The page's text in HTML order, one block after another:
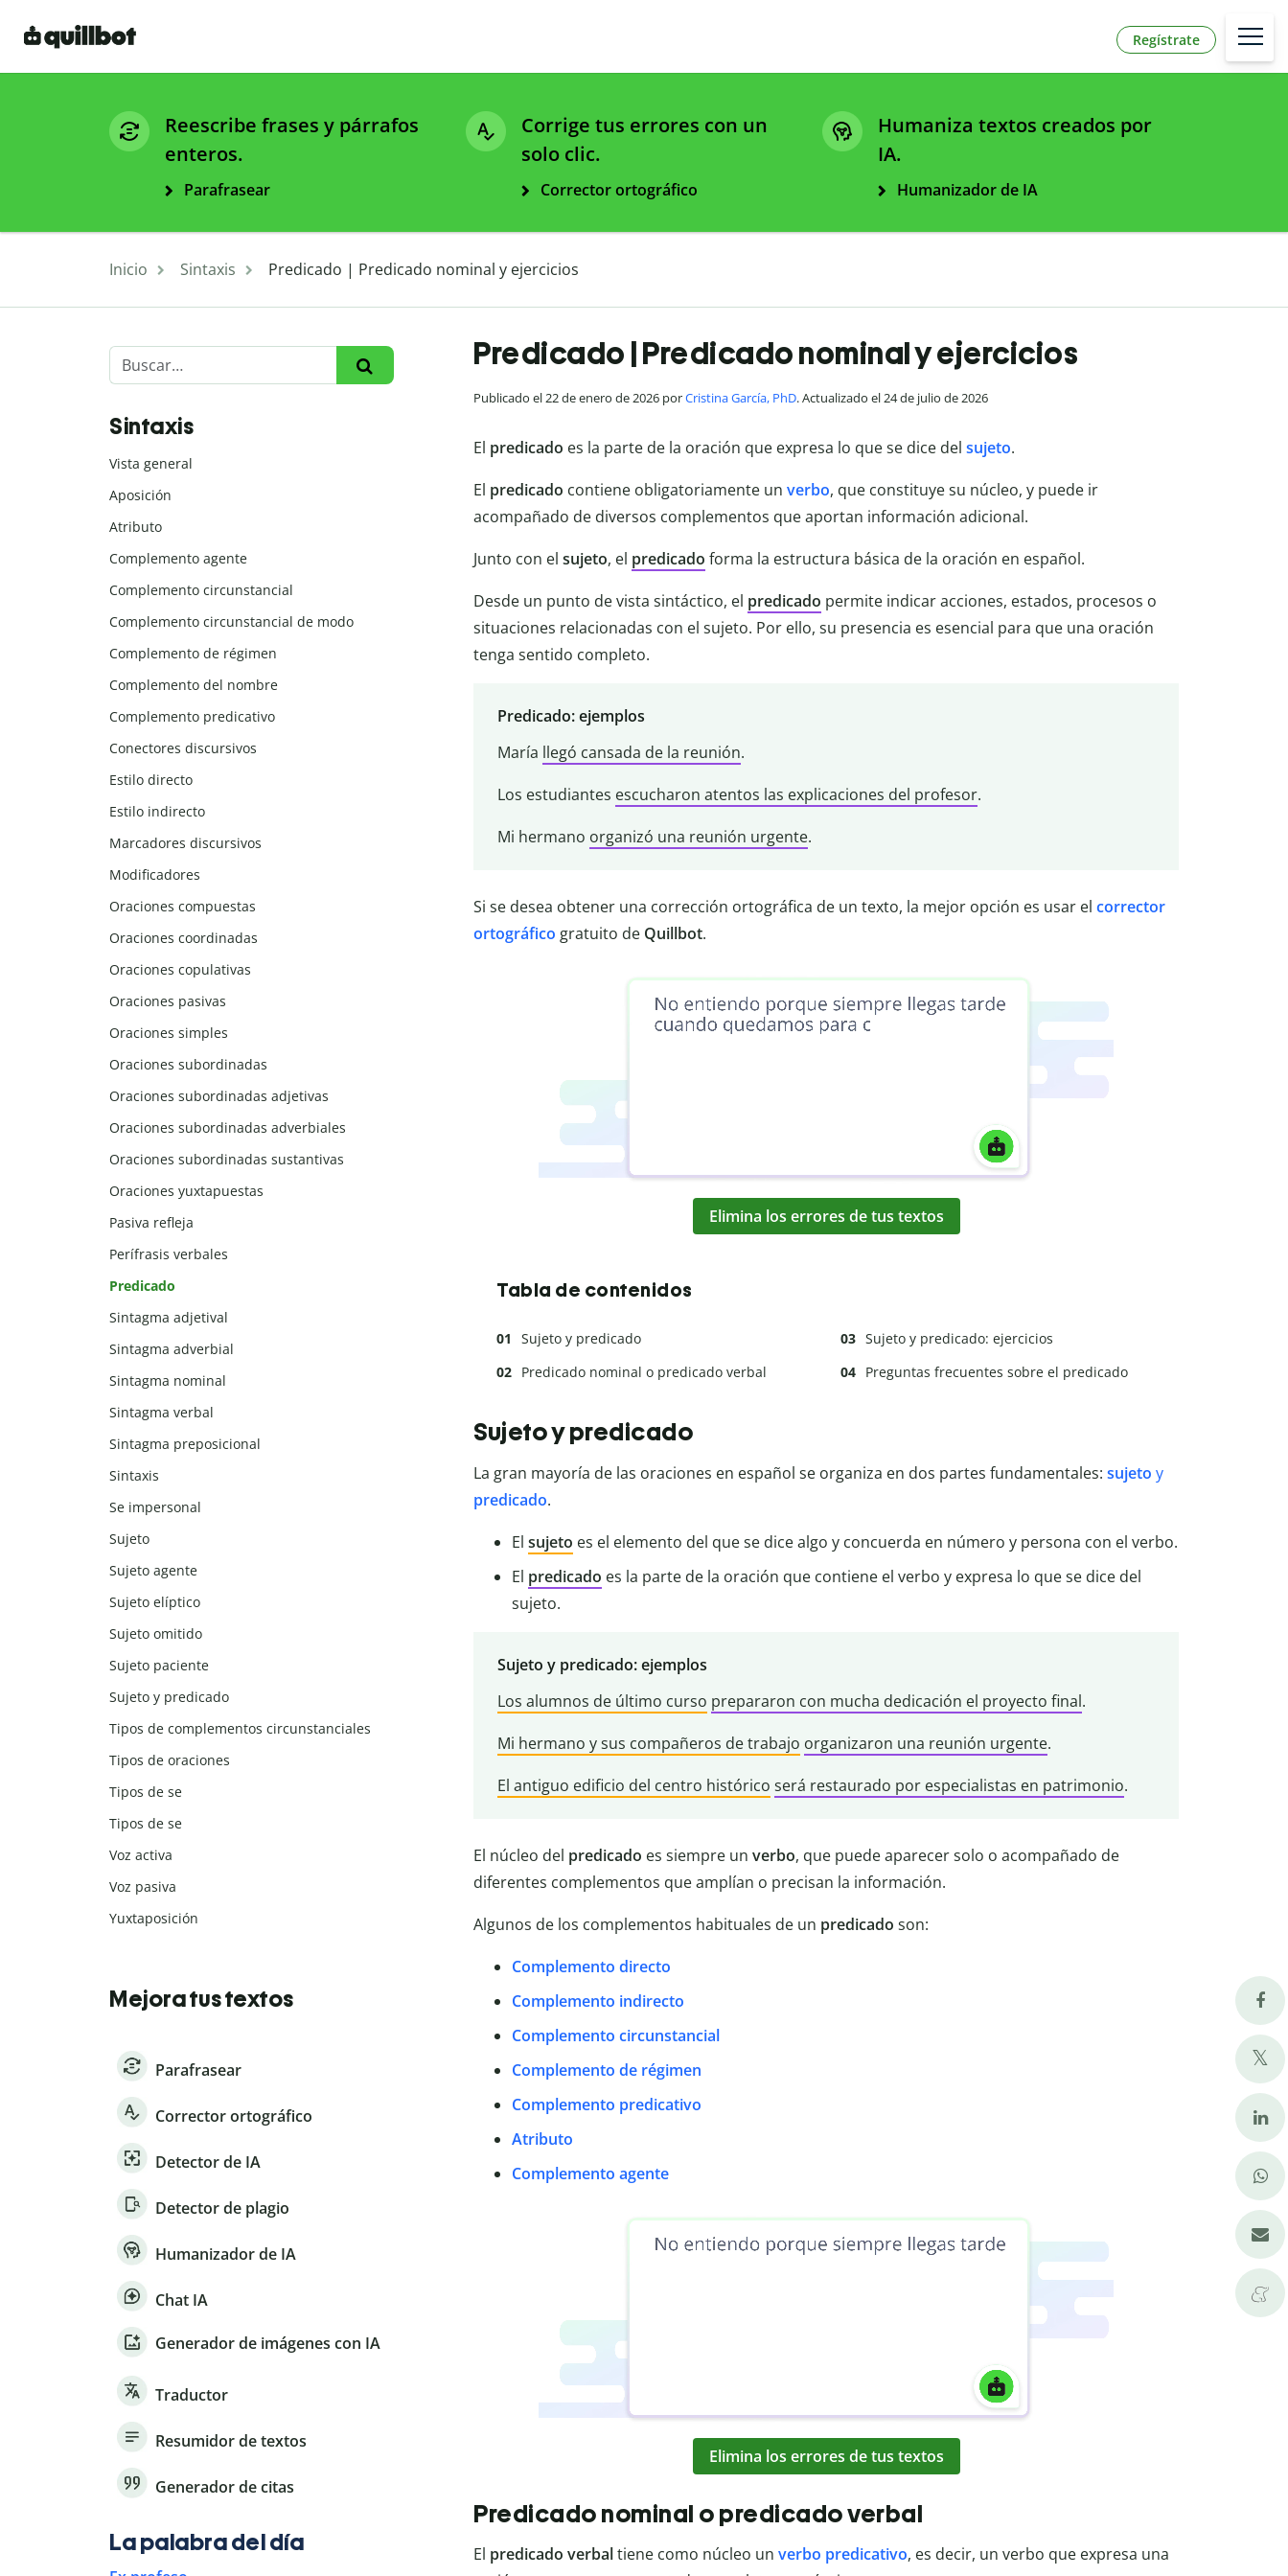
Regístrate
Reescribe frases y párrafos
enteros.
Parafrasear
Corrige tus errores con un
solo clic.
Corrector ortográfico
Humaniza textos creados por
IA.
Humanizador de IA
Inicio Sintaxis Predicado | Predicado nominal y ejercicios
Predicado | Predicado nominal y ejercicios
Publicado el 22 de enero de 2026 porCristina García, PhD. Actualizado el 24 de julio de 2026
El predicado es la parte de la oración que expresa lo que se dice del sujeto.
El predicado contiene obligatoriamente un verbo, que constituye su núcleo, y puede ir
acompañado de diversos complementos que aportan información adicional.
Junto con el sujeto, el predicado forma la estructura básica de la oración en español.
Desde un punto de vista sintáctico, el predicado permite indicar acciones, estados, procesos o
situaciones relacionadas con el sujeto. Por ello, su presencia es esencial para que una oración
tenga sentido completo.
Predicado: ejemplos
María llegó cansada de la reunión.
Los estudiantes escucharon atentos las explicaciones del profesor.
Mi hermano organizó una reunión urgente.
Si se desea obtener una corrección ortográfica de un texto, la mejor opción es usar el corrector
ortográfico gratuito de Quillbot.
Elimina los errores de tus textos
Tabla de contenidos
Sujeto y predicado
Predicado nominal o predicado verbal
Sujeto y predicado: ejercicios
Preguntas frecuentes sobre el predicado
Sujeto y predicado
La gran mayoría de las oraciones en español se organiza en dos partes fundamentales: sujeto y
predicado.
El sujeto es el elemento del que se dice algo y concuerda en número y persona con el verbo.
El predicado es la parte de la oración que contiene el verbo y expresa lo que se dice del
sujeto.
Sujeto y predicado: ejemplos
Los alumnos de último curso prepararon con mucha dedicación el proyecto final.
Mi hermano y sus compañeros de trabajo organizaron una reunión urgente.
El antiguo edificio del centro histórico será restaurado por especialistas en patrimonio.
El núcleo del predicado es siempre un verbo, que puede aparecer solo o acompañado de
diferentes complementos que amplían o precisan la información.
Algunos de los complementos habituales de un predicado son:
Complemento directo
Complemento indirecto
Complemento circunstancial
Complemento de régimen
Complemento predicativo
Atributo
Complemento agente
Elimina los errores de tus textos
Predicado nominal o predicado verbal
El predicado verbaltiene como núcleo un verbo predicativo, es decir, un verbo que expresa una
Sintaxis
Vista general
Aposición
Atributo
Complemento agente
Complemento circunstancial
Complemento circunstancial de modo
Complemento de régimen
Complemento del nombre
Complemento predicativo
Conectores discursivos
Estilo directo
Estilo indirecto
Marcadores discursivos
Modificadores
Oraciones compuestas
Oraciones coordinadas
Oraciones copulativas
Oraciones pasivas
Oraciones simples
Oraciones subordinadas
Oraciones subordinadas adjetivas
Oraciones subordinadas adverbiales
Oraciones subordinadas sustantivas
Oraciones yuxtapuestas
Pasiva refleja
Perífrasis verbales
Predicado
Sintagma adjetival
Sintagma adverbial
Sintagma nominal
Sintagma verbal
Sintagma preposicional
Sintaxis
Se impersonal
Sujeto
Sujeto agente
Sujeto elíptico
Sujeto omitido
Sujeto paciente
Sujeto y predicado
Tipos de complementos circunstanciales
Tipos de oraciones
Tipos de se
Tipos de se
Voz activa
Voz pasiva
Yuxtaposición
Mejora tus textos
Parafrasear
Corrector ortográfico
Detector de IA
Detector de plagio
Humanizador de IA
Chat IA
Generador de imágenes con IA
Traductor
Resumidor de textos
Generador de citas
La palabra del día